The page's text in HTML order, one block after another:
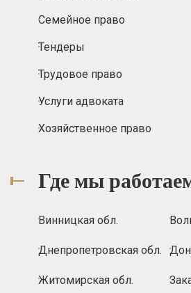
Семейное право
Тендеры
Трудовое право
Услуги адвоката
Хозяйственное право
Где мы
Винницкая обл.
Днепропетровская обл.
Житомирская обл.